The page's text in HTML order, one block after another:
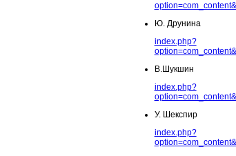
Ю. Друнина
index.php?
В.Шукшин
index.php?
У. Шекспир
index.php?